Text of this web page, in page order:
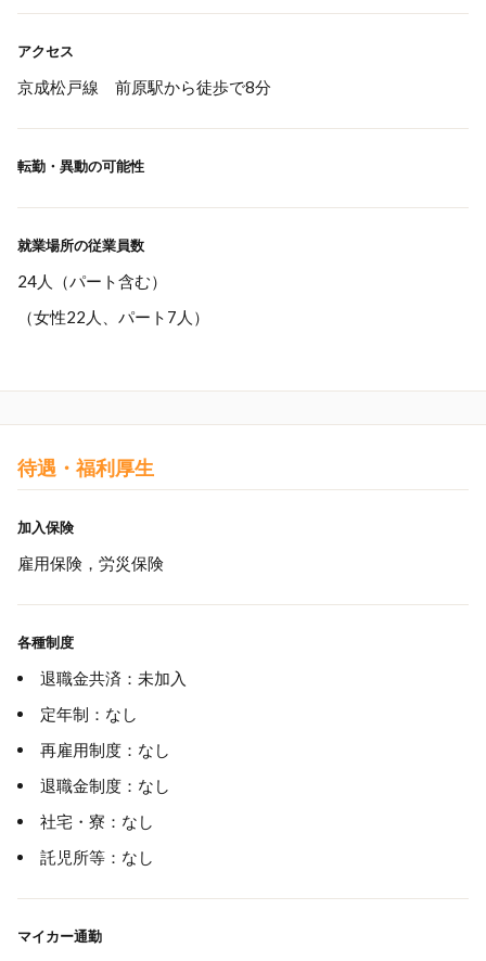
アクセス
京成松戸線 前原駅から徒歩で8分
転勤・異動の可能性
就業場所の従業員数
24人（パート含む）
（女性22人、パート7人）
待遇・福利厚生
加入保険
雇用保険，労災保険
各種制度
退職金共済：未加入
定年制：なし
再雇用制度：なし
退職金制度：なし
社宅・寮：なし
託児所等：なし
マイカー通勤